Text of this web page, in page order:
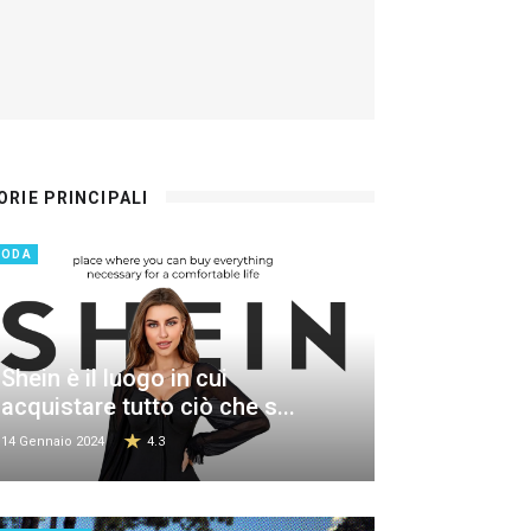
PRINCIPALI
Shein è il luogo in cui
acquistare tutto ciò che s...
14 Gennaio 2024 4.3